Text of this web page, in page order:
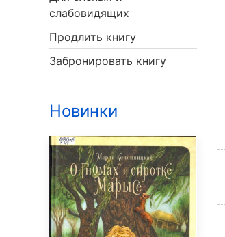
слабовидящих
Продлить книгу
Забронировать книгу
Новинки